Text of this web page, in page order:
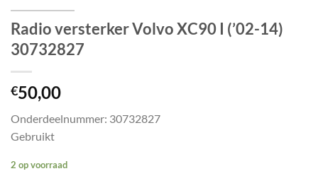
Radio versterker Volvo XC90 I (’02-14)
30732827
€50,00
Onderdeelnummer: 30732827
Gebruikt
2 op voorraad